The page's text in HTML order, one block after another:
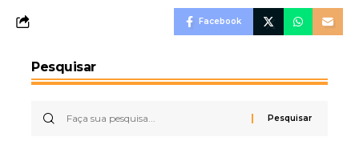
Facebook
Pesquisar